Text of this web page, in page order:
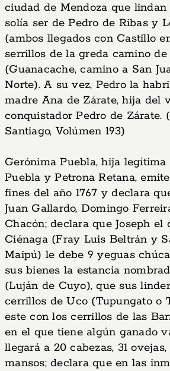
ciudad de Mendoza que
solía ser de Pedro de Ribas y
(ambos llegados con Castillo
serrillos de la greda camino
(Guanacache, camino a San
Norte). A su vez, Pedro la
madre Ana de Zárate, hija del
conquistador Pedro de Zárate.
Santiago, Volúmen 193)
Gerónima Puebla, hija
Puebla y Petrona Retana,
fines del año 1767 y declara
Juan Gallardo, Domingo
Chacón; declara que Joseph
Ciénaga (Fray Luis Beltrán y
Maipú) le debe 9 yeguas
sus bienes la estancia
(Luján de Cuyo), que sus
cerrillos de Uco (Tupungato o
este con los cerrillos de las
en el que tiene algún ganado
llegará a 20 cabezas, 31 ovejas,
mansos; declara que en las